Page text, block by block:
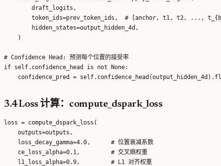
        draft_logits,
token_ids=prev_token_ids,  # [anchor, t1, t2, ...,
        hidden_states=output_hidden_4d,
    )
# Confidence Head: 预测每个位置的接受率
if self.confidence_head is not None:
3.4 Loss 计算：compute_dspark_loss
loss = compute_dspark_loss(
    outputs=outputs,
    loss_decay_gamma=4.0,      # 位置衰减系数
    ce_loss_alpha=0.1,         # 交叉熵权重
    l1_loss_alpha=0.9,         # L1 对齐权重